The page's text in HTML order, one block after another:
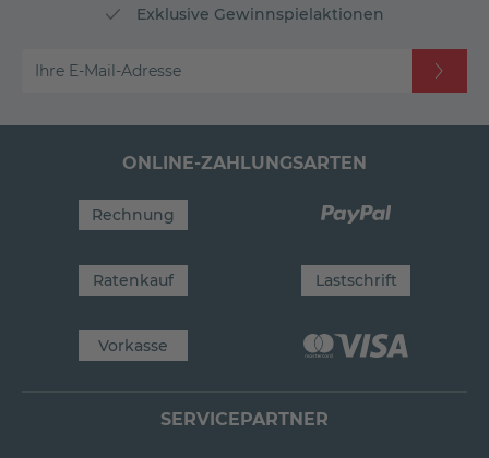
Exklusive Gewinnspielaktionen
Ihre E-Mail-Adresse
ONLINE-ZAHLUNGSARTEN
Rechnung
Ratenkauf Lastschrift
Vorkasse
SERVICEPARTNER